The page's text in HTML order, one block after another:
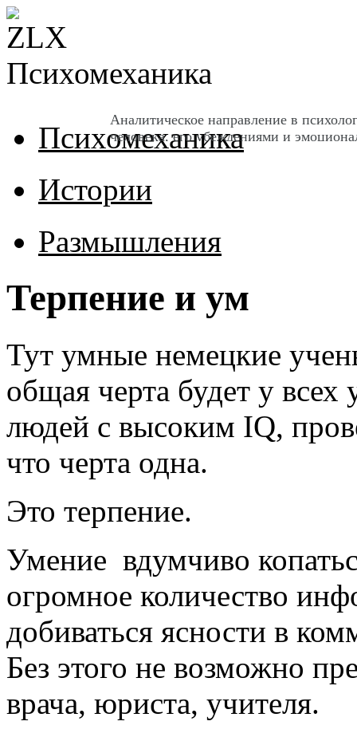
Психомеханика
Аналитическое направление в
человека, его убеждениями и
Психомеханика
Истории
Размышления
Терпение и ум
Тут умные немецкие
общая черта будет у
людей с высоким IQ,
что черта одна.
Это терпение.
Умение вдумчиво
огромное количество
добиваться ясности в
Без этого не возможно
врача, юриста, учителя.